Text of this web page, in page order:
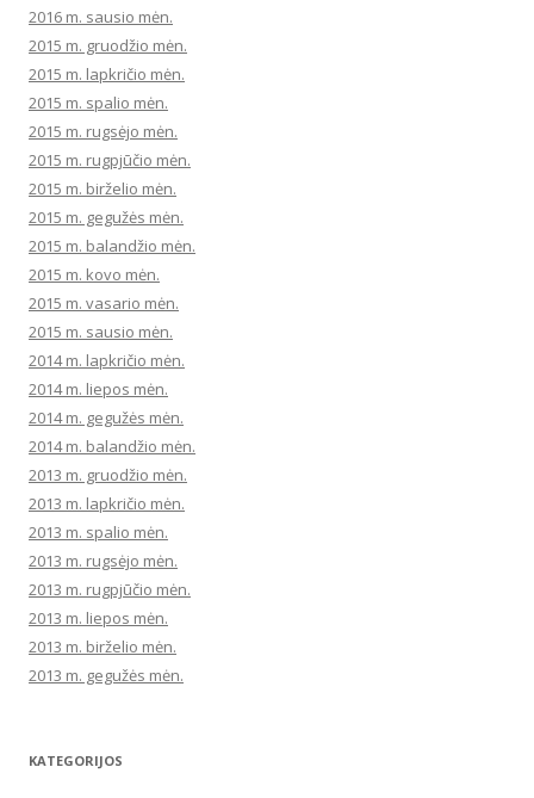
2016 m. sausio mėn.
2015 m. gruodžio mėn.
2015 m. lapkričio mėn.
2015 m. spalio mėn.
2015 m. rugsėjo mėn.
2015 m. rugpjūčio mėn.
2015 m. birželio mėn.
2015 m. gegužės mėn.
2015 m. balandžio mėn.
2015 m. kovo mėn.
2015 m. vasario mėn.
2015 m. sausio mėn.
2014 m. lapkričio mėn.
2014 m. liepos mėn.
2014 m. gegužės mėn.
2014 m. balandžio mėn.
2013 m. gruodžio mėn.
2013 m. lapkričio mėn.
2013 m. spalio mėn.
2013 m. rugsėjo mėn.
2013 m. rugpjūčio mėn.
2013 m. liepos mėn.
2013 m. birželio mėn.
2013 m. gegužės mėn.
KATEGORIJOS